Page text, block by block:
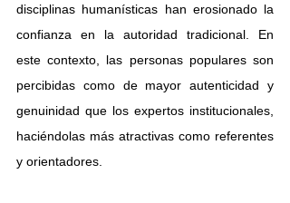
disciplinas humanísticas han erosionado la
confianza en la autoridad tradicional. En
este contexto, las personas populares son
percibidas como de mayor autenticidad y
genuinidad que los expertos institucionales,
haciéndolas más atractivas como referentes
y orientadores.